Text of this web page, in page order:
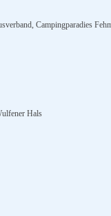
Campingparadies
Hals